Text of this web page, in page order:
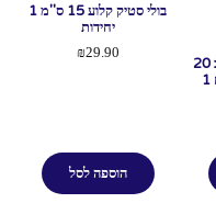
בולי סטיק חתוך מארז כ 20
יח' 12 ס''מ 100 גרם 1
בולי סטיק קלוע 15 ס''מ 1
יחידות
₪29.90
הוספה לסל